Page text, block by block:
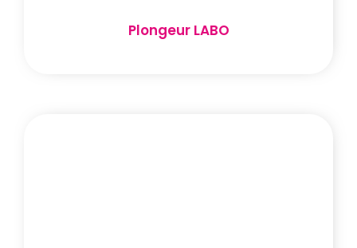
Plongeur LABO